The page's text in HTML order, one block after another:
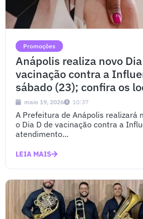
Promoções
Anápolis realiza novo
vacinação contra a
sábado (23); confira os
maio 19, 2026 10:37
A Prefeitura de Anápolis realizará
o Dia D de vacinação contra a
atendimento...
LEIA MAIS